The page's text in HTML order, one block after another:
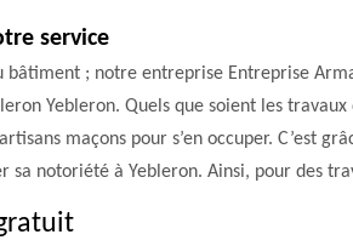
service
bâtiment ; notre entreprise Entreprise
Yebleron. Quels que soient les
maçons pour s’en occuper. C’est
sa notoriété à Yebleron. Ainsi, pour des